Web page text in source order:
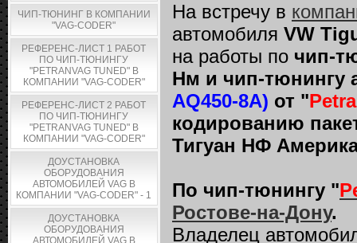
ЧИП-ТЮНИНГ В КОМПАНИИ
"VAG-CODER"
РЕФЕРЕНС-ЛИСТ 1 РАБОТ
ПО ЧИП-ТЮНИНГУ
"PETRANVAG TUNED" В
КОМПАНИИ "VAG-CODER"
РЕФЕРЕНС-ЛИСТ 2 РАБОТ
ПО ЧИП-ТЮНИНГУ
"PETRANVAG TUNED" В
КОМПАНИИ "VAG-CODER"
ДОУСТАНОВКА
ОБОРУДОВАНИЯ
АВТОМОБИЛЕЙ VAG В
КОМПАНИИ "VAG-CODER" - 1
ДОУСТАНОВКА
ОБОРУДОВАНИЯ
АВТОМОБИЛЕЙ VAG В
На встречу в
автомобиля VW
на работы по чип-
Нм и чип-тюнингу
AQ450-8A) от "
кодированию
Тигуан НФ
По чип-тюнингу "
Ростове-на-Дону.
Владелец